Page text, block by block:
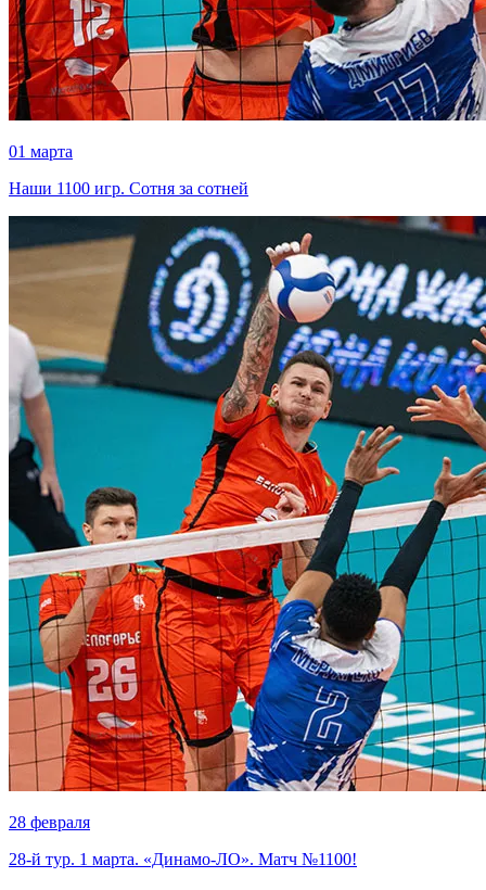
01 марта
Наши 1100 игр. Сотня за сотней
28 февраля
28-й тур. 1 марта. «Динамо-ЛО». Матч №1100!